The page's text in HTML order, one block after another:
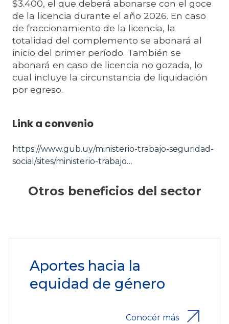
$3.400, el que deberá abonarse con el goce
de la licencia durante el año 2026. En caso
de fraccionamiento de la licencia, la
totalidad del complemento se abonará al
inicio del primer período. También se
abonará en caso de licencia no gozada, lo
cual incluye la circunstancia de liquidación
por egreso.
Link a convenio
https://www.gub.uy/ministerio-trabajo-seguridad-
social/sites/ministerio-trabajo…
Otros beneficios del sector
Aportes hacia la
equidad de género
Conocér más